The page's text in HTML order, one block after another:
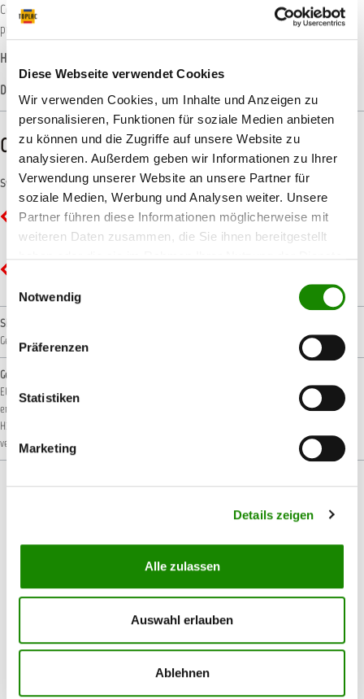
Diese Webseite verwendet Cookies
Wir verwenden Cookies, um Inhalte und Anzeigen zu
personalisieren, Funktionen für soziale Medien anbieten
zu können und die Zugriffe auf unsere Website zu
analysieren. Außerdem geben wir Informationen zu Ihrer
Verwendung unserer Website an unsere Partner für
soziale Medien, Werbung und Analysen weiter. Unsere
Partner führen diese Informationen möglicherweise mit
weiteren Daten zusammen, die Sie ihnen bereitgestellt
Notwendig
Präferenzen
Statistiken
Marketing
Details zeigen
Alle zulassen
Auswahl erlauben
Ablehnen
ColorMatic Kunststoffspray ermöglicht durch den hervorragenden Verlauf, die
professionelle Breitstrahlzerstäubung und die ho…
Hersteller-Informationen
Datenblätter
CLP-/REACH-Hinweise
Symbole
GHS02 - Flamme: Entzündbar
Signalwort
Gefahr!
Gefahrenhinweise
EUH066: Wiederholter Kontakt kann zu spröder oder rissiger Haut führen.
H222: Extrem
entzündbares Aerosol.
H229: Behälter steht unter Druck: Kann bei Erwärmung bersten.
H319: Verursacht schwere Augenreizung.
verursachen.
Produktgalerie überspringen
Passendes Zubehör